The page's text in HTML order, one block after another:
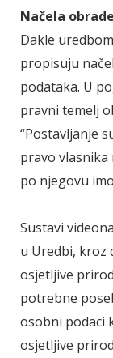
Načela
Dakle
propisuju
podataka. U
pravni temelj
“Postavljanje
pravo
po njegovu
Sustavi
u Uredbi, kroz
osjetljive
potrebne
osobni podaci
osjetljive